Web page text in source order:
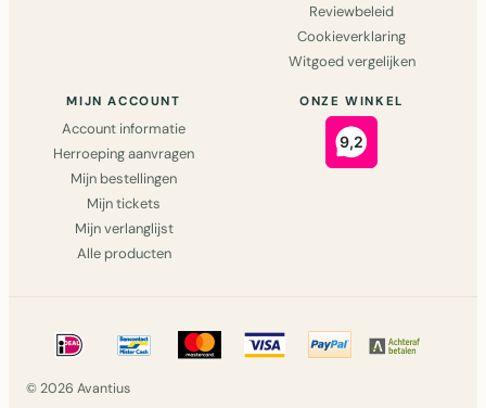
Reviewbeleid
Cookieverklaring
Witgoed vergelijken
MIJN ACCOUNT
Account informatie
Herroeping aanvragen
Mijn bestellingen
Mijn tickets
Mijn verlanglijst
Alle producten
ONZE WINKEL
© 2026 Avantius